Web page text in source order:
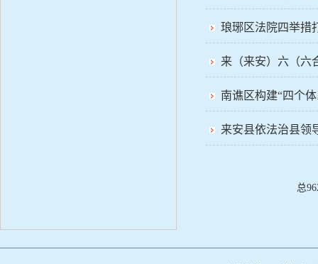
琅琊区法院四举措
来（来安）六（六
南谯区构建“四个
来安县依法治县领
总